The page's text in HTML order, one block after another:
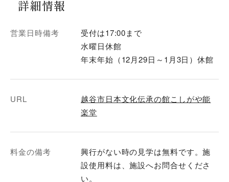
詳細情報
営業日時備考
受付は17:00まで
水曜日休館
年末年始（12月29日～1月3日）休館
URL
越谷市日本文化伝承の館こしがや能
楽堂
料金の備考
興行がない時の見学は無料です。施
設使用料は、施設へお問合せくださ
い。